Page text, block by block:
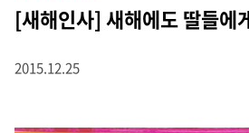
[새해인사] 새해에도 딸들에
2015.12.25